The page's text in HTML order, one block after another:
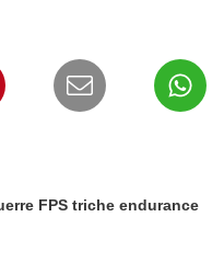
FPS triche endurance